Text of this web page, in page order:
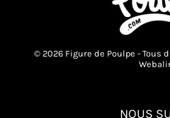
© 2026 Figure de Poulpe - Tous
NOUS